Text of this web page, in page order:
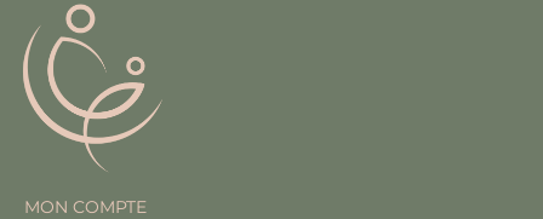
MON COMPTE